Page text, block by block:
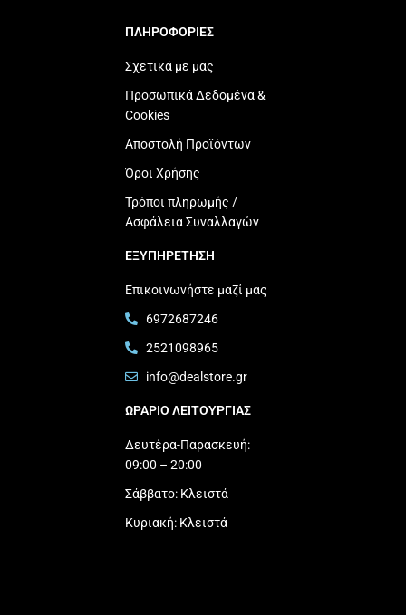
ΠΛΗΡΟΦΟΡΙΕΣ
Σχετικά με μας
Προσωπικά Δεδομένα &
Cookies
Αποστολή Προϊόντων
Όροι Χρήσης
Τρόποι πληρωμής /
Ασφάλεια Συναλλαγών
ΕΞΥΠΗΡΕΤΗΣΗ
Επικοινωνήστε μαζί μας
6972687246
2521098965
info@dealstore.gr
ΩΡΑΡΙΟ ΛΕΙΤΟΥΡΓΙΑΣ​
Δευτέρα-Παρασκευή:
09:00 – 20:00
Σάββατο: Κλειστά
Κυριακή: Κλειστά